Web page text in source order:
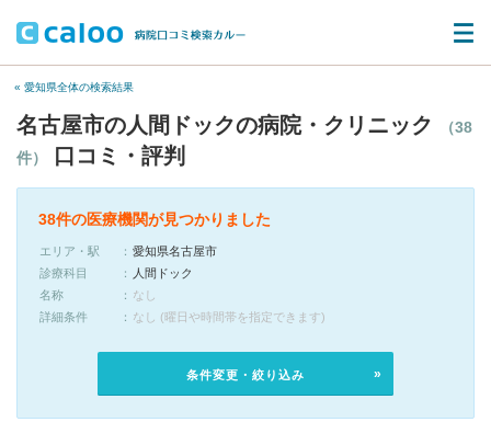
« 愛知県全体の検索結果
名古屋市の人間ドックの病院・クリニック
（38
件）
口コミ・評判
38件の医療機関が見つかりました
エリア・駅
愛知県名古屋市
診療科目
人間ドック
名称
なし
詳細条件
なし (曜日や時間帯を指定できます)
条件変更・絞り込み